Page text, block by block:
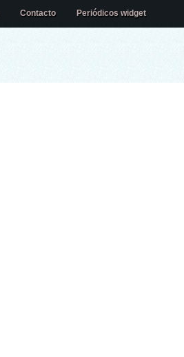
Contacto Periódicos widget